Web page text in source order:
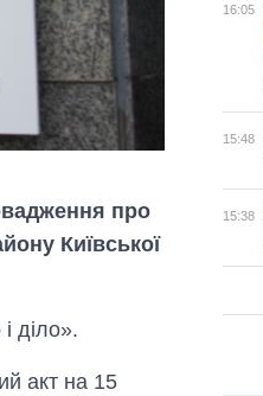
про
Київської
діло».
акт на 15
16:05
15:48
15:38